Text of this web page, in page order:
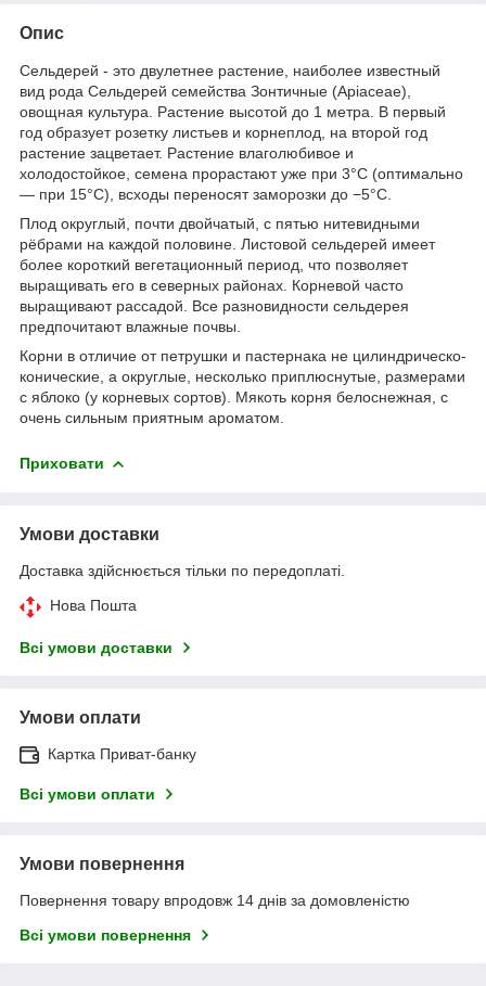
Опис
Сельдерей - это двулетнее растение, наиболее известный
вид рода Сельдерей семейства Зонтичные (Apiaceae),
овощная культура. Растение высотой до 1 метра. В первый
год образует розетку листьев и корнеплод, на второй год
растение зацветает. Растение влаголюбивое и
холодостойкое, семена прорастают уже при 3°С (оптимально
— при 15°C), всходы переносят заморозки до −5°C.
Плод округлый, почти двойчатый, с пятью нитевидными
рёбрами на каждой половине. Листовой сельдерей имеет
более короткий вегетационный период, что позволяет
выращивать его в северных районах. Корневой часто
выращивают рассадой. Все разновидности сельдерея
предпочитают влажные почвы.
Корни в отличие от петрушки и пастернака не цилиндрическо-
конические, а округлые, несколько приплюснутые, размерами
с яблоко (у корневых сортов). Мякоть корня белоснежная, с
очень сильным приятным ароматом.
Приховати
Умови доставки
Доставка здійснюється тільки по передоплаті.
Нова Пошта
Всі умови доставки
Умови оплати
Картка Приват-банку
Всі умови оплати
Умови повернення
Повернення товару впродовж 14 днів за домовленістю
Всі умови повернення